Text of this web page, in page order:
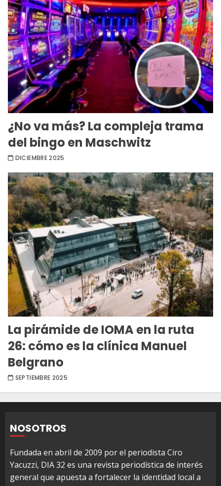
¿No va más? La compleja trama
del bingo en Maschwitz
DICIEMBRE 2025
La pirámide de IOMA en la ruta
26: cómo es la clínica Manuel
Belgrano
SEPTIEMBRE 2025
NOSOTROS
Fundada en abril de 2009 por el periodista Ciro
Yacuzzi, DIA 32 es una revista periodística de interés
general que apuesta a fortalecer la identidad local a